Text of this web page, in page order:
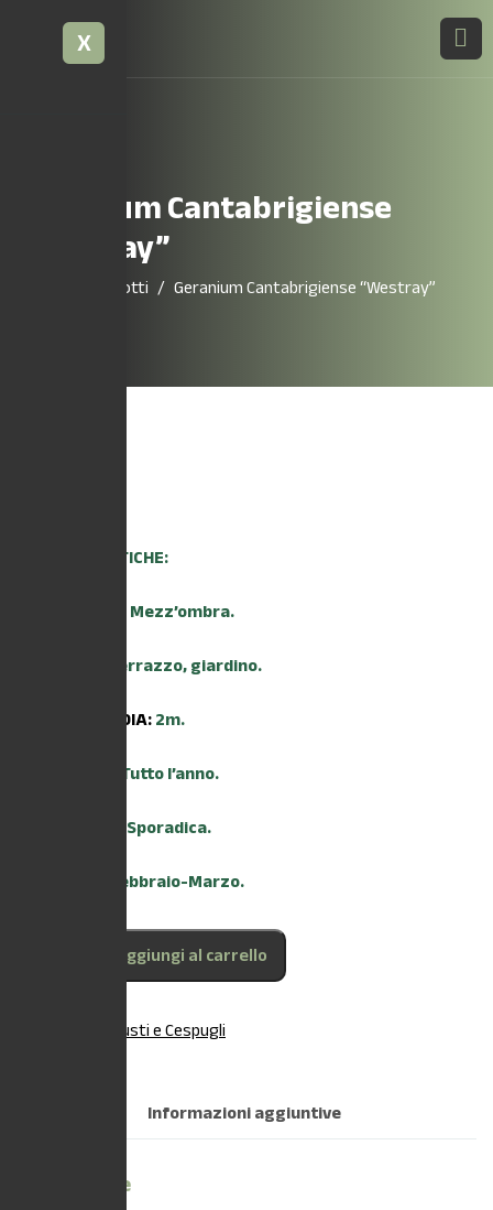
X
Geranium Cantabrigiense
“Westray”
Prodotti Geranium Cantabrigiense “Westray”
CARATTERISTICHE:
Mezz’ombra.
Terrazzo, giardino.
ALTEZZA MEDIA:2m.
Tutto l’anno.
Sporadica.
Febbraio-Marzo.
Aggiungi al carrello
Arbusti e Cespugli
Informazioni aggiuntive
Descrizione